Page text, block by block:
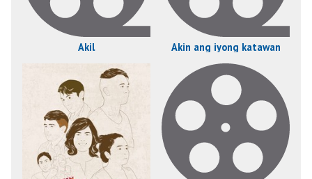
Akil Akin ang iyong katawan